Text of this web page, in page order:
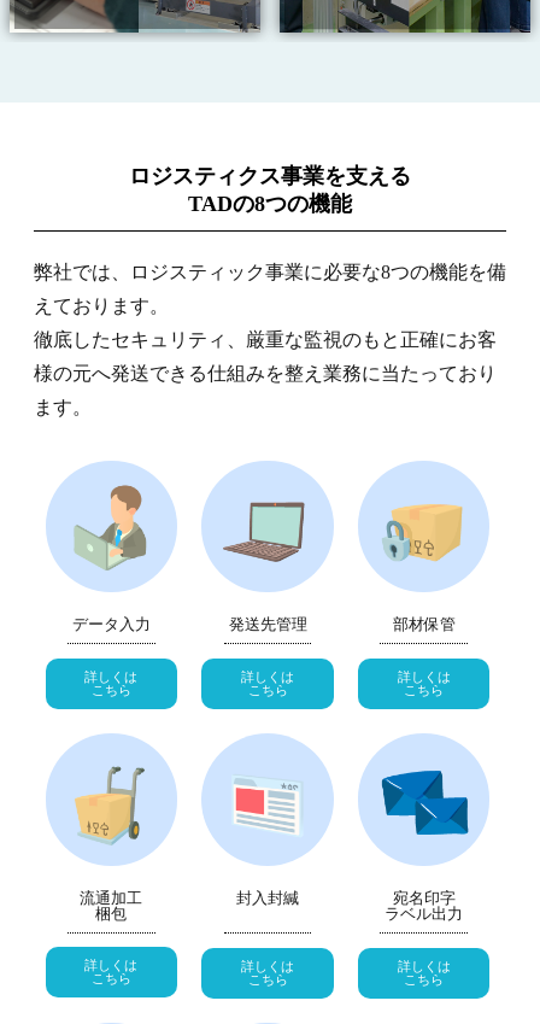
ロジスティクス事業を支える
TADの8つの機能
弊社では、ロジスティック事業に必要な8つの機能を備
えております。
徹底したセキュリティ、厳重な監視のもと正確にお客
様の元へ発送できる仕組みを整え業務に当たっており
ます。
データ入力
詳しくは
こちら
発送先管理
詳しくは
こちら
部材保管
詳しくは
こちら
流通加工
梱包
詳しくは
こちら
封入封緘
詳しくは
こちら
宛名印字
ラベル出力
詳しくは
こちら